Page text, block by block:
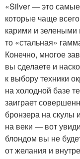
«Silver — это
которые чаще
карими и зелеными
то «стальная»
Конечно, многое
вы сделаете и
к выбору техники
на холодной базе
заиграет
бронзера на скулы
на веки — вот
блондом вы не
от желания и